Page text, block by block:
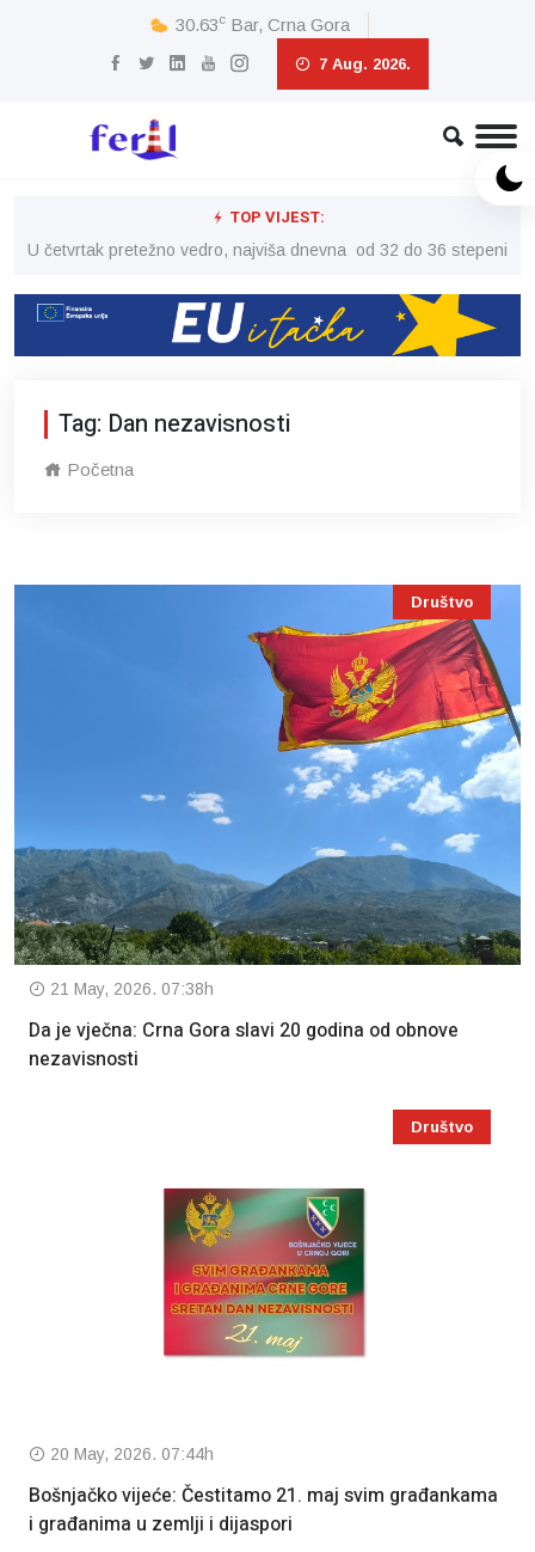
30.63c Bar, Crna Gora
7 Aug. 2026.
TOP VIJEST:
U četvrtak pretežno vedro, najviša dnevna od 32 do 36 stepeni
Tag: Dan nezavisnosti
Početna
Društvo
21 May, 2026. 07:38h
Da je vječna: Crna Gora slavi 20 godina od obnove
nezavisnosti
Društvo
20 May, 2026. 07:44h
Bošnjačko vijeće: Čestitamo 21. maj svim građankama
i građanima u zemlji i dijaspori